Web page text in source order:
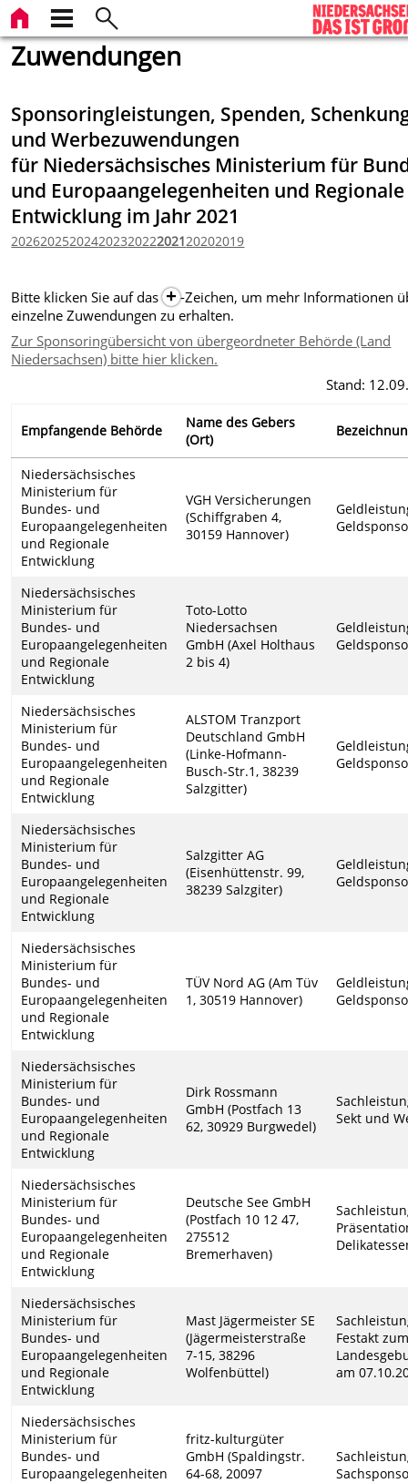
Zuwendungen
Sponsoringleistungen, Spenden,
und Werbezuwendungen
für Niedersächsisches Ministerium für
und Europaangelegenheiten und Regionale
Entwicklung im Jahr 2021
20262025202420232022202120202019
Bitte klicken Sie auf das -Zeichen, um mehr Informationen
einzelne Zuwendungen zu erhalten.
Zur Sponsoringübersicht von übergeordneter Behörde (Land
Niedersachsen) bitte hier klicken.
Stand:
Empfangende Behörde
Name des Gebers
(Ort)
Niedersächsisches
Ministerium für
Bundes- und
Europaangelegenheiten
und Regionale
Entwicklung
VGH Versicherungen
(Schiffgraben 4,
30159 Hannover)
Niedersächsisches
Ministerium für
Bundes- und
Europaangelegenheiten
und Regionale
Entwicklung
Toto-Lotto
Niedersachsen
GmbH (Axel Holthaus
2 bis 4)
Niedersächsisches
Ministerium für
Bundes- und
Europaangelegenheiten
und Regionale
Entwicklung
ALSTOM Tranzport
Deutschland GmbH
(Linke-Hofmann-
Busch-Str.1, 38239
Salzgitter)
Niedersächsisches
Ministerium für
Bundes- und
Europaangelegenheiten
und Regionale
Entwicklung
Salzgitter AG
(Eisenhüttenstr. 99,
38239 Salzgiter)
Niedersächsisches
Ministerium für
Bundes- und
Europaangelegenheiten
und Regionale
Entwicklung
TÜV Nord AG (Am Tüv
1, 30519 Hannover)
Niedersächsisches
Ministerium für
Bundes- und
Europaangelegenheiten
und Regionale
Entwicklung
Dirk Rossmann
GmbH (Postfach 13
62, 30929 Burgwedel)
Sekt und
Niedersächsisches
Ministerium für
Bundes- und
Europaangelegenheiten
und Regionale
Entwicklung
Deutsche See GmbH
(Postfach 10 12 47,
275512
Bremerhaven)
Niedersächsisches
Ministerium für
Bundes- und
Europaangelegenheiten
und Regionale
Entwicklung
Mast Jägermeister SE
(Jägermeisterstraße
7-15, 38296
Wolfenbüttel)
Festakt
am
Niedersächsisches
Ministerium für
Bundes- und
Europaangelegenheiten
fritz-kulturgüter
GmbH (Spaldingstr.
64-68, 20097